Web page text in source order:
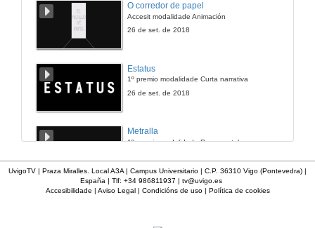
O corredor de papel
Accesit modalidade Animación
26 de set. de 2018
Estatus
1º premio modalidade Curta narrativa
26 de set. de 2018
Metralla
1º premio modalidade Documental
En verso
UvigoTV | Praza Miralles. Local A3A | Campus Universitario | C.P. 36310 Vigo (Pontevedra) |
España | Tlf: +34 986811937 | tv@uvigo.es
Accesibilidade | Aviso Legal| Condicións de uso| Política de cookies